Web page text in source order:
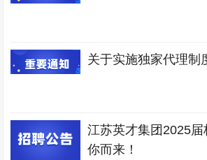
关于实施独家代理制
江苏英才集团2025届
你而来！